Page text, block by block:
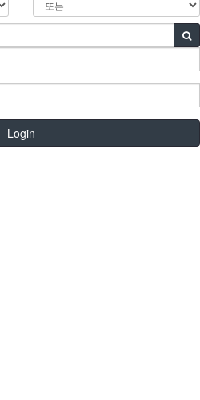
Login